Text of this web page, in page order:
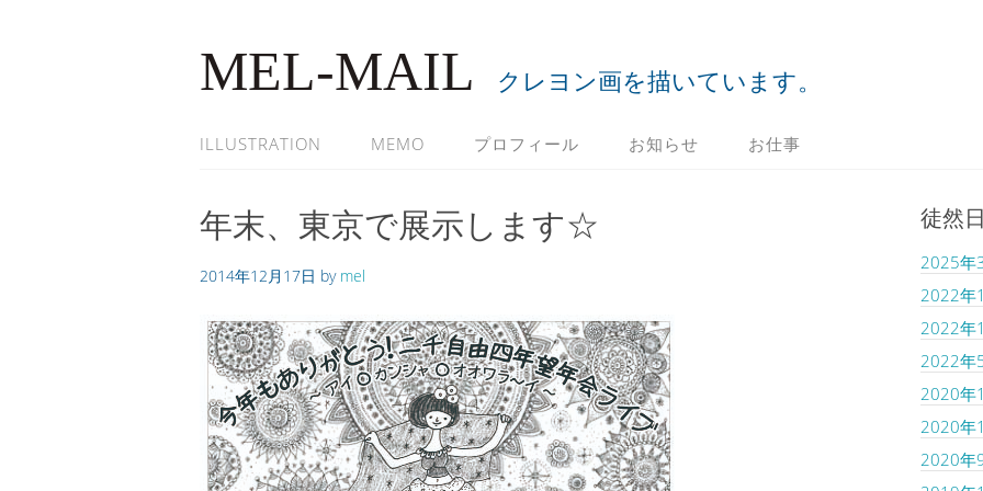
MEL-MAIL クレヨン画を描いています。
ILLUSTRATION MEMO プロフィール お知らせ お仕事
年末、東京で展示します☆
2014年12月17日 by mel
徒然
2025年
2022年
2022年
2022年
2020年
2020年
2020年